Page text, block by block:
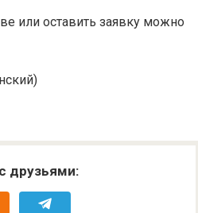
или оставить заявку можно
друзьями: